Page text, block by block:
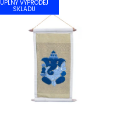
ÚPLNÝ VÝPRODEJ
SKLADU